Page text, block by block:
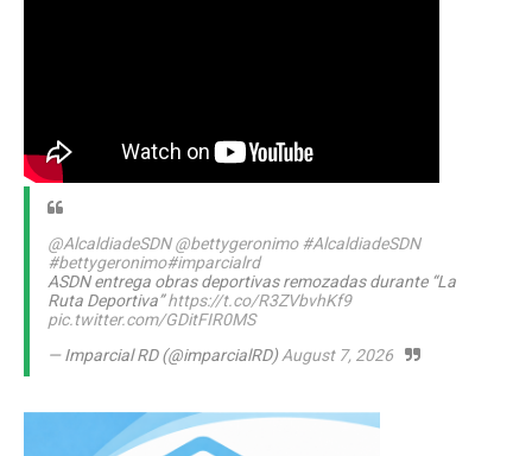
@AlcaldiadeSDN @bettygeronimo #AlcaldiadeSDN
#bettygeronimo#imparcialrd
ASDN entrega obras deportivas remozadas durante “La
Ruta Deportiva”https://t.co/R3ZVbvhKf9
pic.twitter.com/GDitFIR0MS
— Imparcial RD (@imparcialRD)August 7, 2026